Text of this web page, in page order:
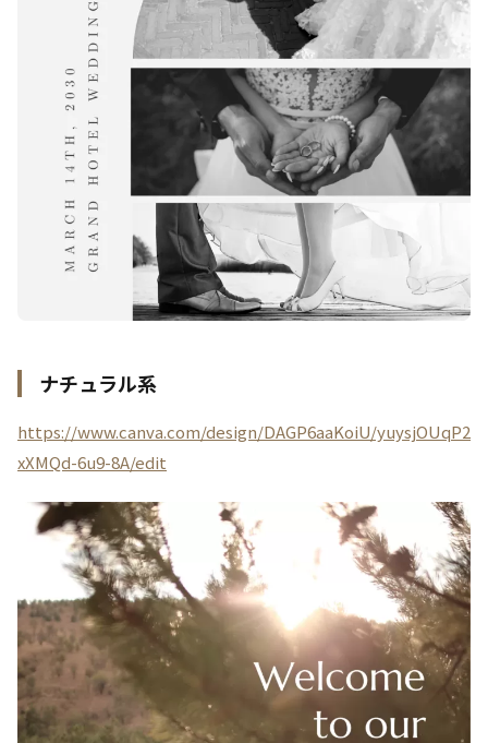
ナチュラル系
https://www.canva.com/design/DAGP6aaKoiU/yuysjOUqP2
xXMQd-6u9-8A/edit